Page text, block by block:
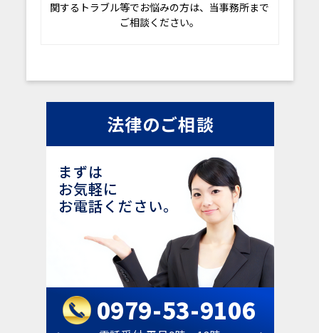
関するトラブル等でお悩みの方は、当事務所まで
ご相談ください。
法律のご相談
まずは
お気軽に
お電話ください。
0979-53-9106